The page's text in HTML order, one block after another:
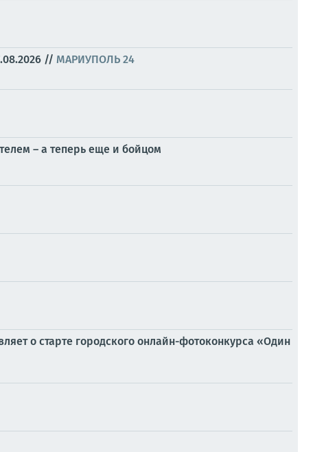
// МАРИУПОЛЬ 24
– а теперь еще и бойцом
о старте городского онлайн-фотоконкурса «Один